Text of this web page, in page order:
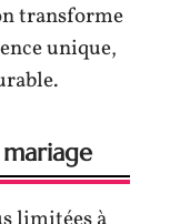
transforme
unique,